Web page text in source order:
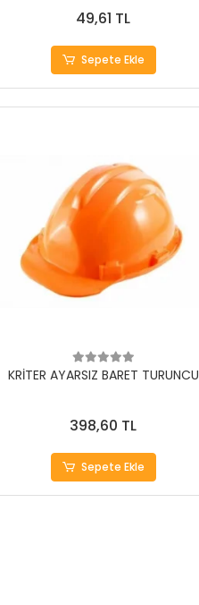
49,61 TL
Sepete Ekle
KRİTER AYARSIZ BARET TURUNCU
398,60 TL
Sepete Ekle